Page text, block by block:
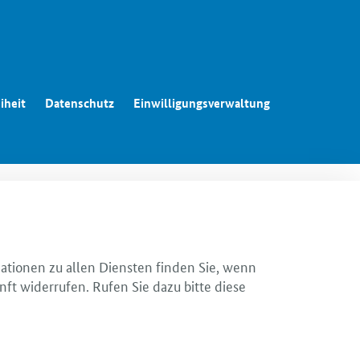
Datenschutz Einwilligungsverwaltung
zu allen Diensten finden Sie, wenn
widerrufen. Rufen Sie dazu bitte diese